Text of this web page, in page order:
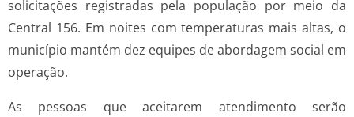
solicitações registradas pela população por meio da
Central 156. Em noites com temperaturas mais altas, o
município mantém dez equipes de abordagem social em
operação.
As pessoas que aceitarem atendimento serão